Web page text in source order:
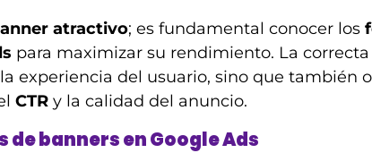
atractivo; es fundamental conocer los
para maximizar su rendimiento. La
experiencia del usuario, sino que también
CTR y la calidad del anuncio.
banners en Google Ads